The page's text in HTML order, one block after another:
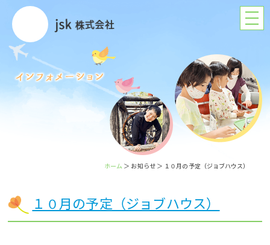
ホーム ＞ お知らせ ＞ １０月の予定（ジョブハウス）
１０月の予定（ジョブハウス）